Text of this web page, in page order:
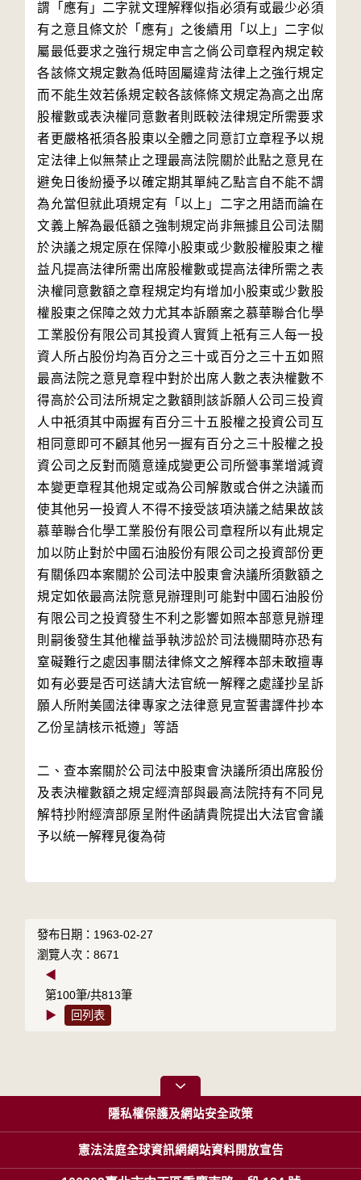
謂「應有」二字就文理解釋似指必須有或最少必須
有之意且條文於「應有」之後續用「以上」二字似
屬最低要求之強行規定申言之倘公司章程內規定較
各該條文規定數為低時固屬違背法律上之強行規定
而不能生效若係規定較各該條條文規定為高之出席
股權數或表決權同意數者則既較法律規定所需要求
者更嚴格祇須各股東以全體之同意訂立章程予以規
定法律上似無禁止之理最高法院關於此點之意見在
避免日後紛擾予以確定期其單純乙點言自不能不謂
為允當但就此項規定有「以上」二字之用語而論在
文義上解為最低額之強制規定尚非無據且公司法關
於決議之規定原在保障小股東或少數股權股東之權
益凡提高法律所需出席股權數或提高法律所需之表
決權同意數額之章程規定均有增加小股東或少數股
權股東之保障之效力尤其本訴願案之慕華聯合化學
工業股份有限公司其投資人實質上祇有三人每一投
資人所占股份均為百分之三十或百分之三十五如照
最高法院之意見章程中對於出席人數之表決權數不
得高於公司法所規定之數額則該訴願人公司三投資
人中祇須其中兩握有百分三十五股權之投資公司互
相同意即可不顧其他另一握有百分之三十股權之投
資公司之反對而隨意達成變更公司所營事業增減資
本變更章程其他規定或為公司解散或合併之決議而
使其他另一投資人不得不接受該項決議之結果故該
慕華聯合化學工業股份有限公司章程所以有此規定
加以防止對於中國石油股份有限公司之投資部份更
有關係四本案關於公司法中股東會決議所須數額之
規定如依最高法院意見辦理則可能對中國石油股份
有限公司之投資發生不利之影響如照本部意見辦理
則嗣後發生其他權益爭執涉訟於司法機關時亦恐有
窒礙難行之處因事關法律條文之解釋本部未敢擅專
如有必要是否可送請大法官統一解釋之處謹抄呈訴
願人所附美國法律專家之法律意見宣誓書譯件抄本
乙份呈請核示祗遵」等語
二、查本案關於公司法中股東會決議所須出席股份
及表決權數額之規定經濟部與最高法院持有不同見
解特抄附經濟部原呈附件函請貴院提出大法官會議
予以統一解釋見復為荷
發布日期：1963-02-27
瀏覽人次：8671
◀
第100筆/共813筆
▶
回列表
隱私權保護及網站安全政策
憲法法庭全球資訊網網站資料開放宣告